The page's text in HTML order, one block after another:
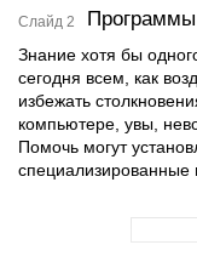
Слайд 2 Программы
Знание хотя бы
сегодня всем, как
избежать
компьютере, увы,
Помочь могут
специализированные